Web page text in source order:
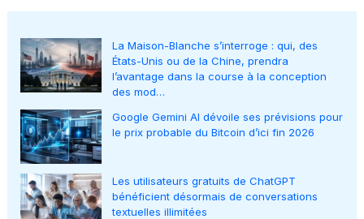
La Maison-Blanche s’interroge : qui, des
États-Unis ou de la Chine, prendra
l’avantage dans la course à la conception
des mod…
Google Gemini AI dévoile ses prévisions pour
le prix probable du Bitcoin d’ici fin 2026
Les utilisateurs gratuits de ChatGPT
bénéficient désormais de conversations
textuelles illimitées